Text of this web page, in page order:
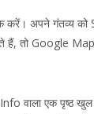
करें। अपने गंतव्य
हैं, तो Google
वाला एक पृष्ठ खुल